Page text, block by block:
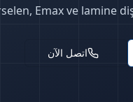
Emax ve lamine
اتصل الآن